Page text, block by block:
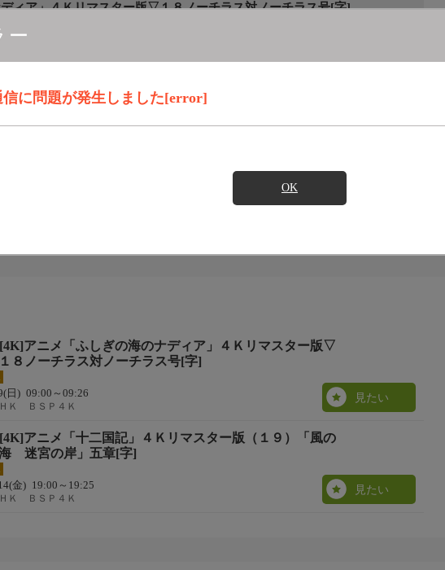
ー
信に問題が発生しました[error]
OK
ィア」４Ｋリマスター版▽１８ノーチラス対ノーチラス号[字]
カレンダー登録
[4K]アニメ「ふしぎの海のナディア」４Ｋリマスター版▽
１８ノーチラス対ノーチラス号[字]
日) 09:00～09:26
Ｋ ＢＳＰ４Ｋ
見たい
[4K]アニメ「十二国記」４Ｋリマスター版（１９）「風の
迷宮の岸」五章[字]
金) 19:00～19:25
Ｋ ＢＳＰ４Ｋ
見たい